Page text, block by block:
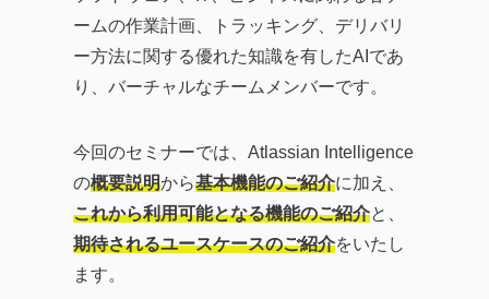
化、業務効率化やDX化を
成功に導くソリューショ
ンまで、幅広い記事を提
決策として効率的なツー
ルの活用方法を探求し、
生産性の向上に繋がる実
践的な情報をお届けする
ームの作業計画、トラッキング、デリバリ
ー方法に関する優れた知識を有したAIであ
り、バーチャルなチームメンバーです。
今回のセミナーでは、Atlassian Intelligence
の概要説明から基本機能のご紹介に加え、
これから利用可能となる機能のご紹介と、
期待されるユースケースのご紹介をいたし
ます。